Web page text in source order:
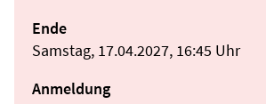
Ende
Samstag, 17.04.2027, 16:45 Uhr
Anmeldung